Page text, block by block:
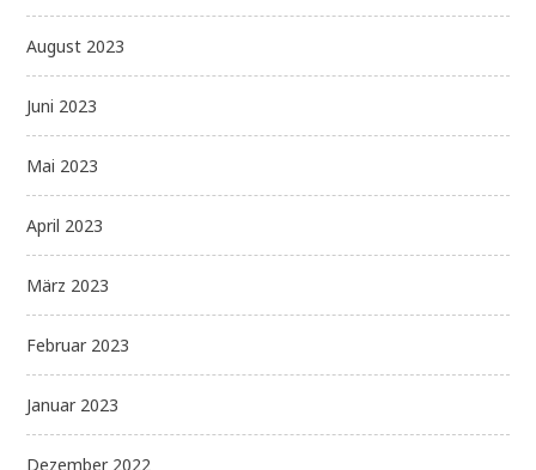
August 2023
Juni 2023
Mai 2023
April 2023
März 2023
Februar 2023
Januar 2023
Dezember 2022